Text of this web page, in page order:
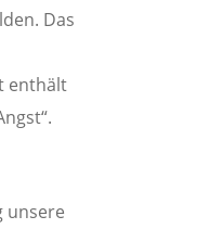
Das
enthält
unsere